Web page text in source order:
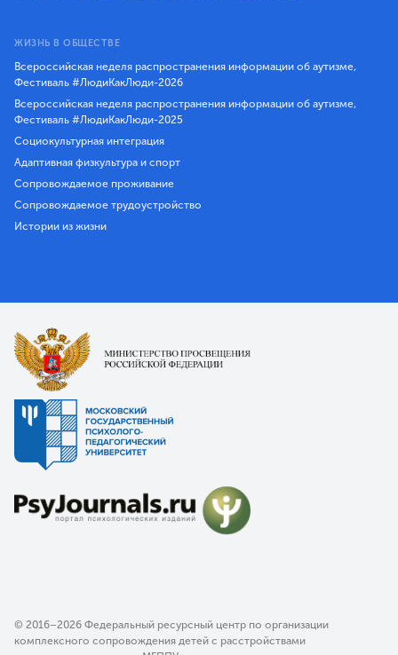
ЖИЗНЬ В ОБЩЕСТВЕ
Всероссийская неделя распространения информации об аутизме,
Фестиваль #ЛюдиКакЛюди-2026
Всероссийская неделя распространения информации об аутизме,
Фестиваль #ЛюдиКакЛюди-2025
Социокультурная интеграция
Адаптивная физкультура и спорт
Сопровождаемое проживание
Сопровождаемое трудоустройство
Истории из жизни
© 2016–2026 Федеральный ресурсный центр по организации
комплексного сопровождения детей с расстройствами